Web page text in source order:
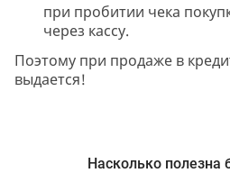
при пробитии чека
через кассу.
Поэтому при продаже в
выдается!
Насколько полезна